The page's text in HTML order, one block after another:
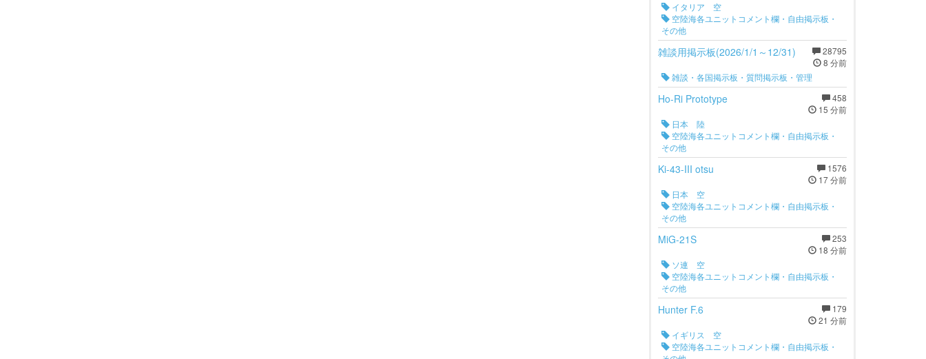
イタリア 空
空陸海各ユニットコメント欄・自由掲示板・
その他
28795
8 分前
雑談用掲示板(2026/1/1～12/31)
雑談・各国掲示板・質問掲示板・管理
458
15 分前
Ho-Ri Prototype
日本 陸
空陸海各ユニットコメント欄・自由掲示板・
その他
1576
17 分前
Ki-43-III otsu
日本 空
空陸海各ユニットコメント欄・自由掲示板・
その他
253
18 分前
MiG-21S
ソ連 空
空陸海各ユニットコメント欄・自由掲示板・
その他
179
21 分前
Hunter F.6
イギリス 空
空陸海各ユニットコメント欄・自由掲示板・